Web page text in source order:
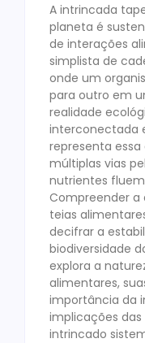
A intrincada
planeta é
de interações
simplista de
onde um
para outro em
realidade
interconectada
representa
múltiplas vias
nutrientes
Compreender a
teias
decifrar a
biodiversidade
explora a
alimentares,
importância da
implicações
intrincado